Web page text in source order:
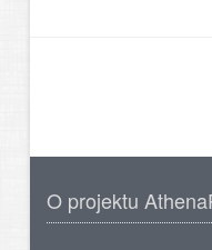
O projektu